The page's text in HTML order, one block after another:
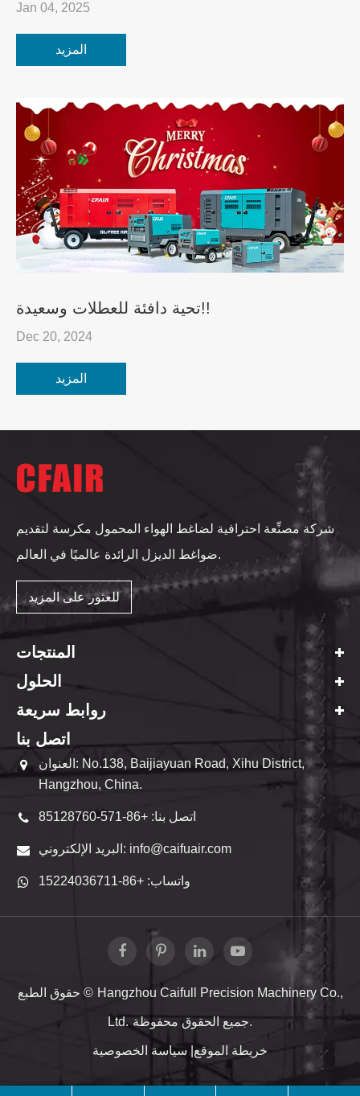
Jan 04, 2025
المزيد
تحية دافئة للعطلات وسعيدة!!
Dec 20, 2024
المزيد
شركة مصنِّعة احترافية لضاغط الهواء المحمول مكرسة لتقديم
ضواغط الديزل الرائدة عالميًا في العالم.
للعثور على المزيد
المنتجات
الحلول
روابط سريعة
اتصل بنا
العنوان: No.138, Baijiayuan Road, Xihu District,
Hangzhou, China.
اتصل بنا: +86-571-85128760
البريد الإلكتروني: info@caifuair.com
واتساب: +86-15224036711
حقوق الطبع © Hangzhou Caifull Precision Machinery Co.,
Ltd. جميع الحقوق محفوظة.
خريطة الموقع سياسة الخصوصية